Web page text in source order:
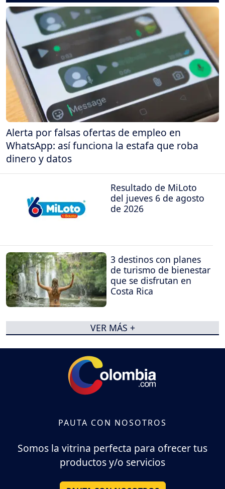
Alerta por falsas ofertas de empleo en
WhatsApp: así funciona la estafa que roba
dinero y datos
Resultado de MiLoto
del jueves 6 de agosto
de 2026
3 destinos con planes
de turismo de bienestar
que se disfrutan en
Costa Rica
VER MÁS +
PAUTA CON NOSOTROS
Somos la vitrina perfecta para ofrecer tus
productos y/o servicios